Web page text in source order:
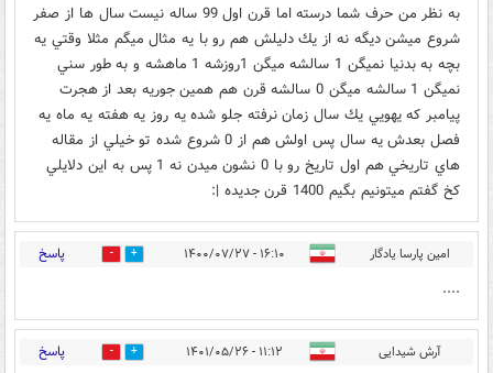
به نظر من حرف شما درسته اما قرن اول 99 ساله نيست سال ها از صفر
شروع ميشن ديگه نه از يك دليلش هم رو با يه مثال ميگم مثلا وقتي يه
بچه به بدنيا نميگن 1 سالشه ميگن 1روزشه 1 ماهشه و به طور سني
نميگن 1 سالشه ميگن 0 سالشه قرن هم همين جوريه بعد از هجرت
پيامبر كه يهويي يك سال زمان نرفته جلو شده يه روز يه هفته يه ماه يه
فصل بعدش يه سال پس اولش هم از 0 شروع شده تو خيلي از مقاله
هاي تاريخي هم اول تاريخ رو با 0 نشون ميدن نه 1 پس به اين دلايلي
كخ گفتم ميتونيم بگيم 1400 قرن جديده |:
امین پارسا یادگار ۱۶:۱۰ - ۱۴۰۰/۰۷/۲۷ 0 پاسخ
....
آرش شیدایی ۱۱:۱۲ - ۱۴۰۱/۰۵/۲۶ 0 پاسخ